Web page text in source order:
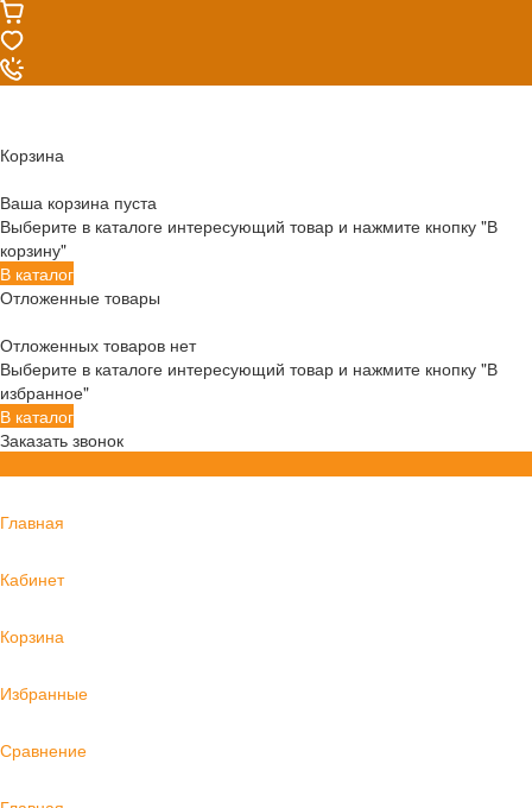
Корзина
Ваша корзина пуста
Выберите в каталоге интересующий товар и нажмите кнопку "В
корзину"
В каталог
Отложенные товары
Отложенных товаров нет
Выберите в каталоге интересующий товар и нажмите кнопку "В
избранное"
В каталог
Заказать звонок
Главная
Кабинет
Корзина
Избранные
Сравнение